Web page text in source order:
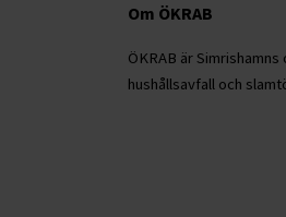
Om ÖKRAB
ÖKRAB är
hushållsavfall och